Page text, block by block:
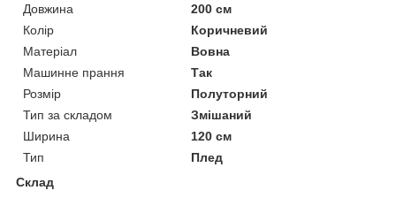
Довжина
200 см
Колір
Коричневий
Матеріал
Вовна
Машинне прання
Так
Розмір
Полуторний
Тип за складом
Змішаний
Ширина
120 см
Тип
Плед
Склад